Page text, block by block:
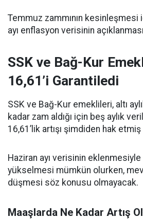
Temmuz zammının kesinleşmesi
ayı enflasyon verisinin
SSK ve Bağ-Kur
16,61’i Garantiledi
SSK ve Bağ-Kur emeklileri, altı
kadar zam aldığı için beş aylık
16,61’lik artışı şimdiden hak
Haziran ayı verisinin eklenmesiyle
yükselmesi mümkün olurken,
düşmesi söz konusu olmayacak.
Maaşlarda Ne Kadar Artış